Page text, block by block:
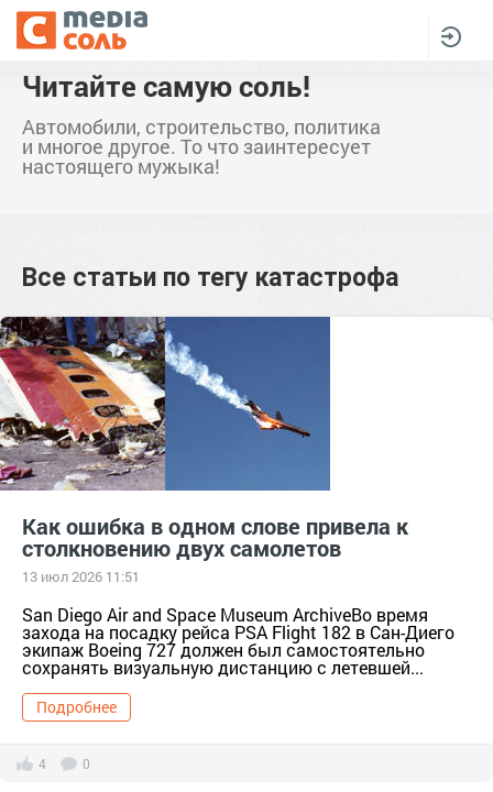
Читайте самую соль!
Автомобили, строительство, политика
и многое другое. То что заинтересует
настоящего мужыка!
Все статьи по тегу катастрофа
Как ошибка в одном слове привела к
столкновению двух самолетов
13 июл 2026 11:51
San Diego Air and Space Museum ArchiveВо время
захода на посадку рейса PSA Flight 182 в Сан-Диего
экипаж Boeing 727 должен был самостоятельно
сохранять визуальную дистанцию с летевшей...
Подробнее
4 0